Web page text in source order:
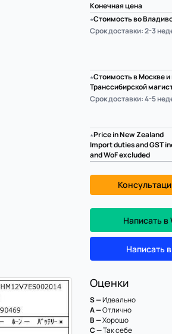
Конечная цена
∗Стоимость во
Срок доставки: 2-3
∗Стоимость в Москве и
Транссибирской
Срок доставки: 4-5
∗Price in New Zealand
Import duties and GST
and WoF excluded
Написать
Написать
Оценки
S —Идеально
A —Отлично
B —Хорошо
C —Так себе